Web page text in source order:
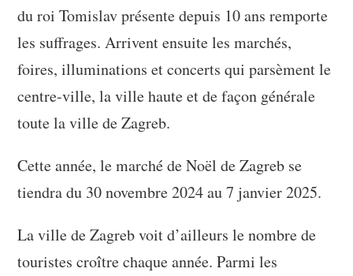
du roi Tomislav présente depuis 10 ans remporte
les suffrages. Arrivent ensuite les marchés,
foires, illuminations et concerts qui parsèment le
centre-ville, la ville haute et de façon générale
toute la ville de Zagreb.
Cette année, le marché de Noël de Zagreb se
tiendra du 30 novembre 2024 au 7 janvier 2025.
La ville de Zagreb voit d’ailleurs le nombre de
touristes croître chaque année. Parmi les